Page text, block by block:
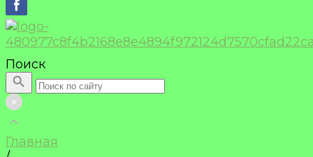
Поиск
Главная